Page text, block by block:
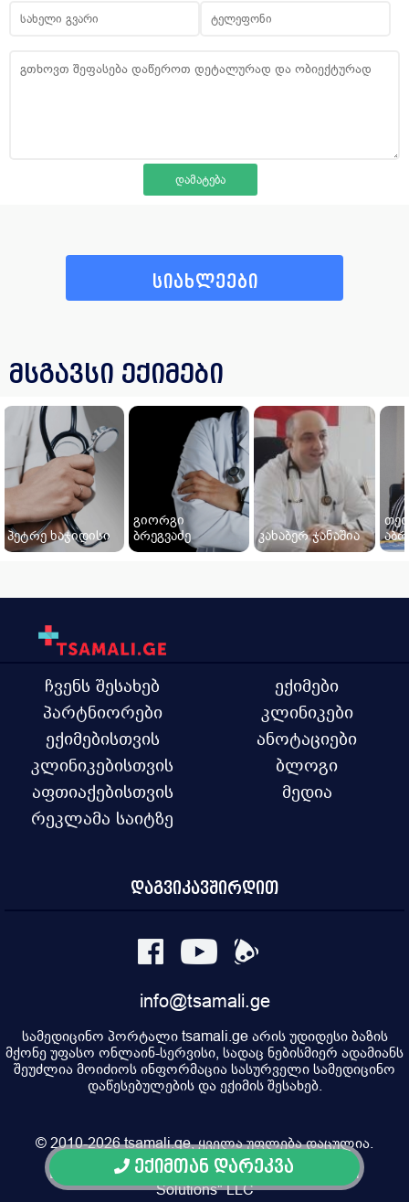
ექიმთან დარეკვა
სიახლეები
მსგავსი ექიმები
პეტრე ხაჯიდისი
გიორგი
ბრეგვაძე
კახაბერ ჯანაშია
ჩვენს შესახებ
პარტნიორები
ექიმებისთვის
კლინიკებისთვის
აფთიაქებისთვის
რეკლამა საიტზე
ექიმები
კლინიკები
ანოტაციები
ბლოგი
მედია
დაგვიკავშირდით
info@tsamali.ge
სამედიცინო პორტალი tsamali.ge არის უდიდესი ბაზის
მქონე უფასო ონლაინ-სერვისი, სადაც ნებისმიერ ადამიანს
შეუძლია მოიძიოს ინფორმაცია სასურველი სამედიცინო
დაწესებულების და ექიმის შესახებ.
© 2010-2026 tsamali.ge, ყველა უფლება დაცულია.
Developed by Pulsar Digital, Property of "Digital
Solutions" LLC